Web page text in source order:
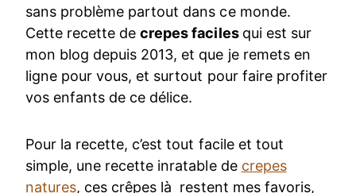
sans problème partout dans ce monde.
Cette recette decrepes faciles qui est sur
mon blog depuis 2013, et que je remets en
ligne pour vous, et surtout pour faire profiter
vos enfants de ce délice.
Pour la recette, c’est tout facile et tout
simple, une recette inratable de crepes
natures, ces crêpes là restent mes favoris,